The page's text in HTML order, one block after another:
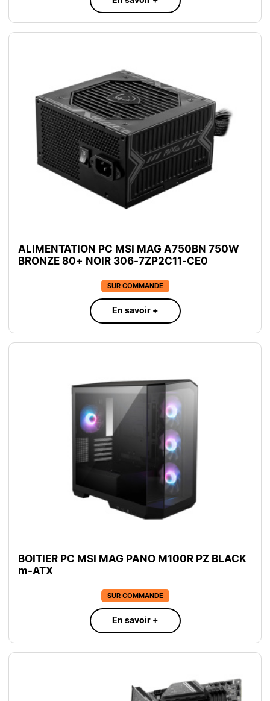
ALIMENTATION PC MSI MAG A750BN 750W
BRONZE 80+ NOIR 306-7ZP2C11-CE0
SUR COMMANDE
En savoir +
BOITIER PC MSI MAG PANO M100R PZ BLACK
m-ATX
SUR COMMANDE
En savoir +